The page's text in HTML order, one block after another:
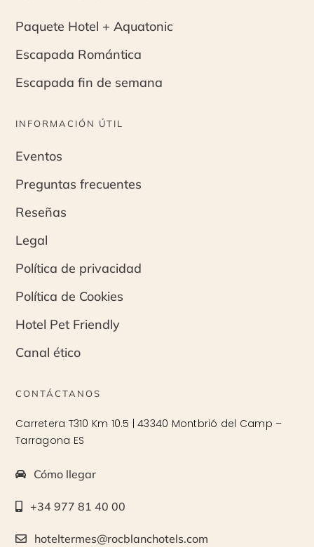
Paquete Hotel + Aquatonic
Escapada Romántica
Escapada fin de semana
INFORMACIÓN ÚTIL
Eventos
Preguntas frecuentes
Reseñas
Legal
Política de privacidad
Política de Cookies
Hotel Pet Friendly
Canal ético
CONTÁCTANOS
Carretera T310 Km 10.5 | 43340 Montbrió del Camp –
Tarragona ES
Cómo llegar
+34 977 81 40 00
hoteltermes@rocblanchotels.com